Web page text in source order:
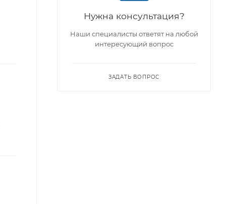
Нужна консультация?
Наши специалисты ответят на любой
интересующий вопрос
ЗАДАТЬ ВОПРОС